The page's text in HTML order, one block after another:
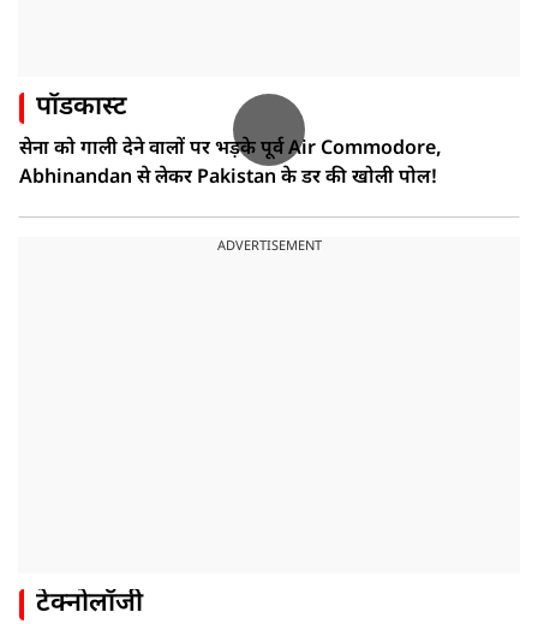
पॉडकास्ट
सेना को गाली देने वालों पर भड़के पूर्व Air Commodore,
Abhinandan से लेकर Pakistan के डर की खोली पोल!
ADVERTISEMENT
टेक्नोलॉजी